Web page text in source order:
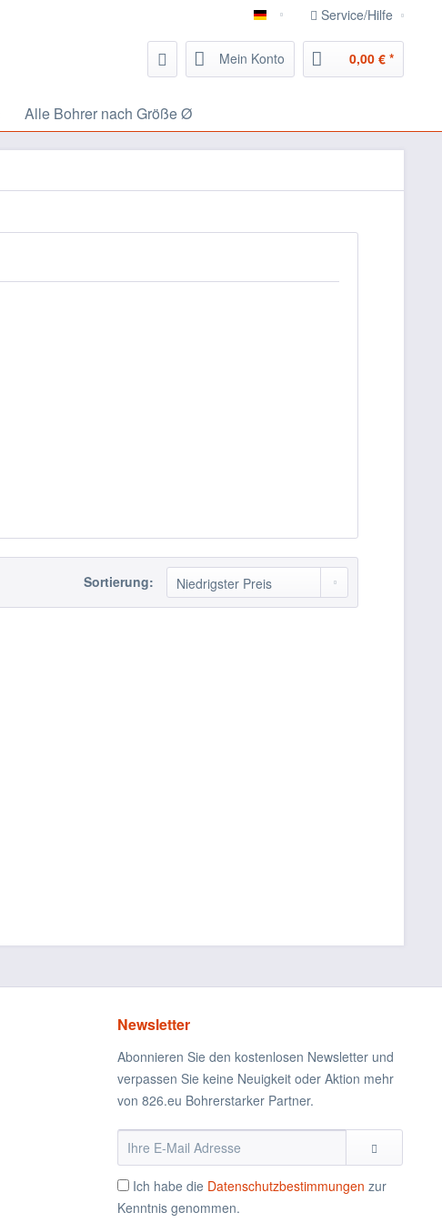
826.eu Handwerker Portal
Service/Hilfe
Mein Konto 0,00 € *
Alle Bohrer nach Größe Ø
Sortierung:
Newsletter
Abonnieren Sie den kostenlosen Newsletter und
verpassen Sie keine Neuigkeit oder Aktion mehr
von 826.eu Bohrerstarker Partner.
Ich habe die Datenschutzbestimmungen zur
Kenntnis genommen.